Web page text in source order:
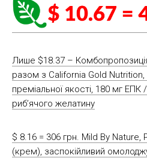
Лише $18.37 –
разом з California Gold Nutrition,
преміальної якості, 180 мг ЕПК
риб’ячого желатину
$ 8.16 = 306 грн. Mild By Nature,
(крем), заспокійливий